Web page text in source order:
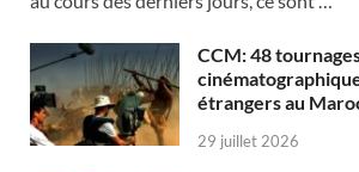
CCM: 48
étrangers au
29 juillet 2026